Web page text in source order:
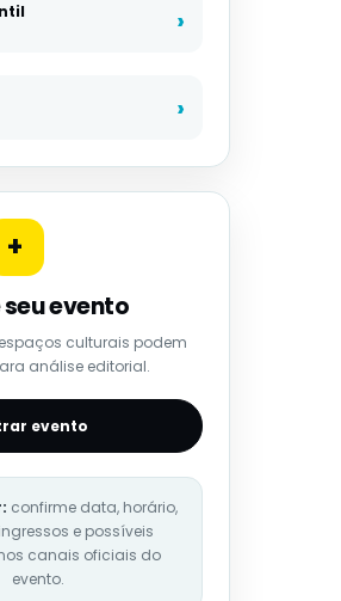
+
evento
culturais podem
análise editorial.
evento
confirme data, horário,
e possíveis
canais oficiais do
evento.